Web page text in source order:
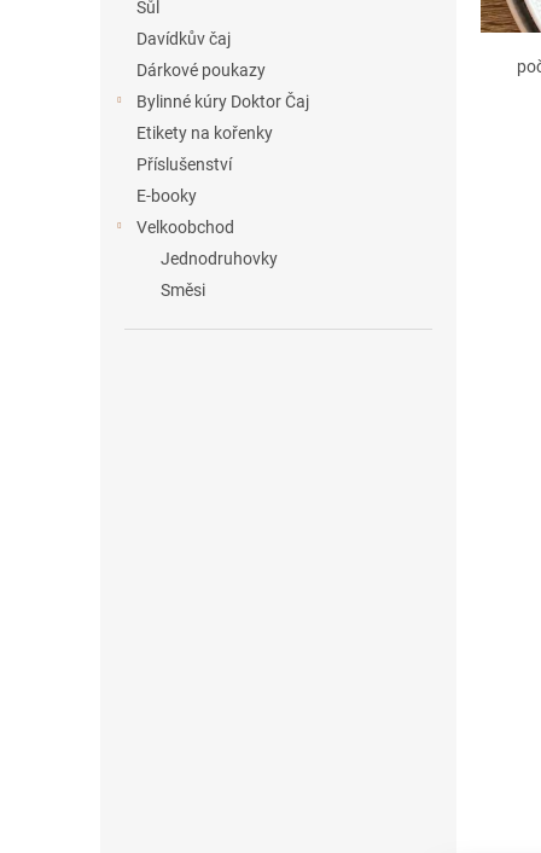
Sůl
Davídkův čaj
Dárkové poukazy
Bylinné kúry Doktor Čaj
Etikety na kořenky
Příslušenství
E-booky
Velkoobchod
Jednodruhovky
Směsi